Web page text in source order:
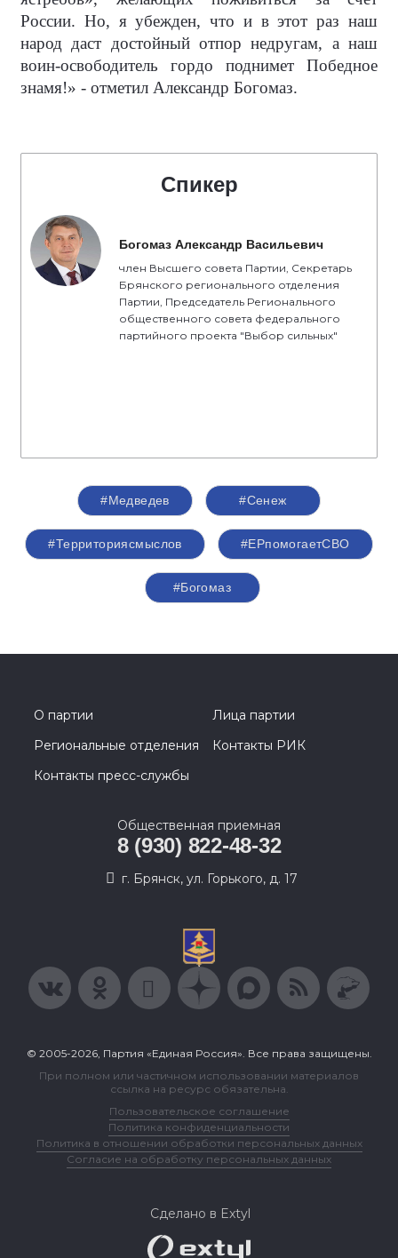
России. Но, я убежден, что и в этот раз наш
народ даст достойный отпор недругам, а наш
воин-освободитель гордо поднимет Победное
знамя!» - отметил Александр Богомаз.
Спикер
Богомаз Александр Васильевич
член Высшего совета Партии, Секретарь
Брянского регионального отделения
Партии, Председатель Регионального
общественного совета федерального
партийного проекта "Выбор сильных"
#Медведев #Сенеж
#Территориясмыслов #ЕРпомогаетСВО
#Богомаз
О партии
Лица партии
Региональные отделения
Контакты РИК
Контакты пресс-службы
Общественная приемная
8 (930) 822-48-32
г. Брянск, ул. Горького, д. 17
© 2005-2026, Партия «Единая Россия». Все права защищены.
При полном или частичном использовании материалов
ссылка на ресурс обязательна.
Пользовательское соглашение
Политика конфиденциальности
Политика в отношении обработки персональных данных
Согласие на обработку персональных данных
Сделано в Extyl